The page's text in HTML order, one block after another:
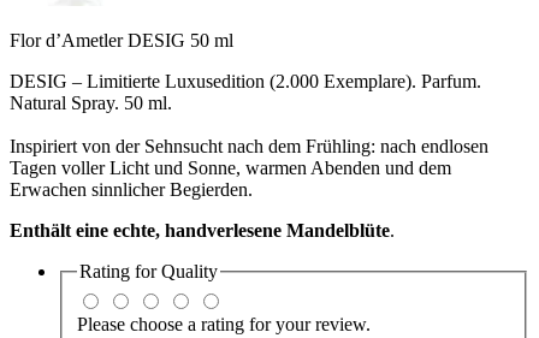
Flor d’Ametler DESIG 50 ml
DESIG – Limitierte Luxusedition (2.000 Exemplare). Parfum.
Natural Spray. 50 ml.
Inspiriert von der Sehnsucht nach dem Frühling: nach endlosen
Tagen voller Licht und Sonne, warmen Abenden und dem
Erwachen sinnlicher Begierden.
Enthält eine echte, handverlesene Mandelblüte.
Rating forQuality
Please choose a rating for your review.